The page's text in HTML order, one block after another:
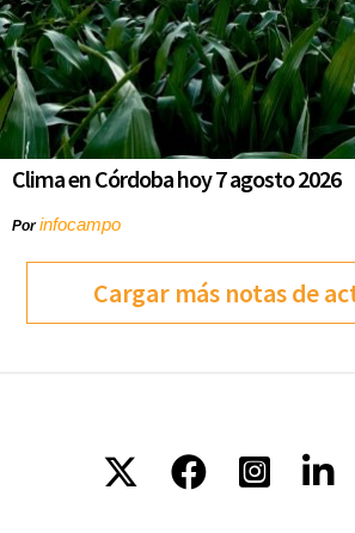
Clima en Córdoba hoy 7 agosto 2026
Porinfocampo
Cargar más notas de